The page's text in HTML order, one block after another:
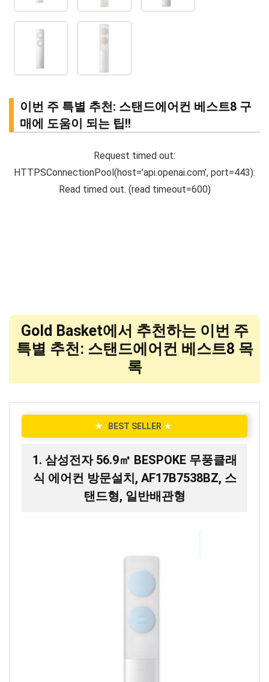
이번 주 특별 추천: 스탠드에어컨 베스트8 구
매에 도움이 되는 팁!!
Request timed out:
HTTPSConnectionPool(host=’api.openai.com’, port=443):
Read timed out. (read timeout=600)
Gold Basket에서 추천하는 이번 주
특별 추천: 스탠드에어컨 베스트8 목
록
★ BEST SELLER ★
1. 삼성전자 56.9㎡ BESPOKE 무풍클래
식 에어컨 방문설치, AF17B7538BZ, 스
탠드형, 일반배관형